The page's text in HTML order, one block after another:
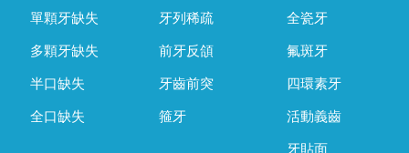
單顆牙缺失
多顆牙缺失
半口缺失
全口缺失
牙列稀疏
前牙反頜
牙齒前突
箍牙
全瓷牙
氟斑牙
四環素牙
活動義齒
牙貼面